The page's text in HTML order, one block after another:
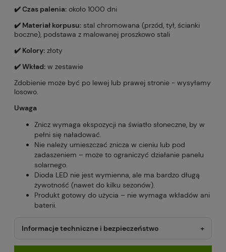
✔️ Czas palenia: około 1000 dni
✔️ Materiał korpusu: stal chromowana (przód, tył, ścianki
boczne), podstawa z malowanej proszkowo stali
✔️ Kolory: złoty
✔️ Wkład: w zestawie
Zdobienie może być po lewej lub prawej stronie - wysyłamy
losowo.
Uwaga
Znicz wymaga ekspozycji na światło słoneczne, by w
pełni się naładować.
Nie należy umieszczać znicza w cieniu lub pod
zadaszeniem – może to ograniczyć działanie panelu
solarnego.
Dioda LED nie jest wymienna, ale ma bardzo długą
żywotność (nawet do kilku sezonów).
Produkt gotowy do użycia – nie wymaga wkładów ani
baterii.
Informacje techniczne i bezpieczeństwo